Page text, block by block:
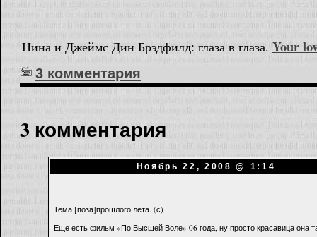
Нина и Джеймс Дин Брэдфилд: глаза в глаза. Your
3 комментария
3 комментария
Ноябрь 22, 2008 @ 1:14
Тема [поза]прошлого лета. (с)
Еще есть фильм «По Высшей Воле» 06 года, ну просто красавица она